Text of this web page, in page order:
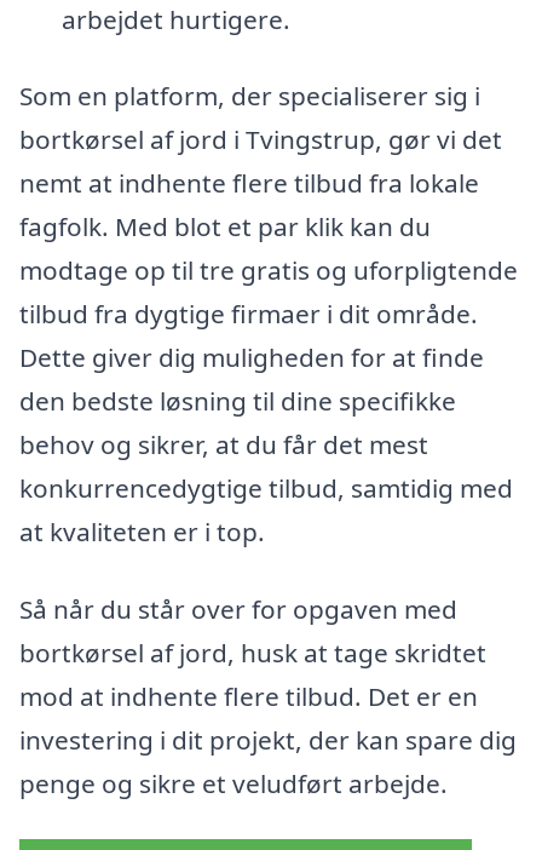
arbejdet hurtigere.
Som en platform, der specialiserer sig i
bortkørsel af jord i Tvingstrup, gør vi det
nemt at indhente flere tilbud fra lokale
fagfolk. Med blot et par klik kan du
modtage op til tre gratis og uforpligtende
tilbud fra dygtige firmaer i dit område.
Dette giver dig muligheden for at finde
den bedste løsning til dine specifikke
behov og sikrer, at du får det mest
konkurrencedygtige tilbud, samtidig med
at kvaliteten er i top.
Så når du står over for opgaven med
bortkørsel af jord, husk at tage skridtet
mod at indhente flere tilbud. Det er en
investering i dit projekt, der kan spare dig
penge og sikre et veludført arbejde.